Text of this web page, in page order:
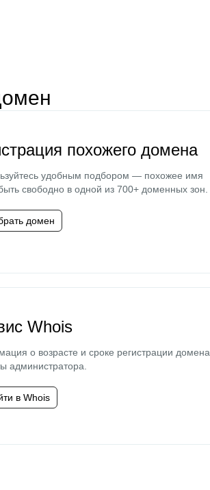
похожего домена
удобным подбором — похожее имя
свободно в одной из 700+ доменных зон.
домен
Whois
о возрасте и сроке регистрации домена,
администратора.
в Whois